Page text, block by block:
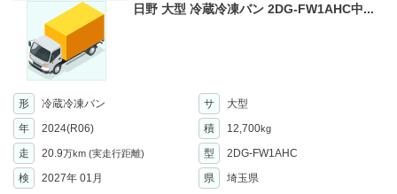
日野 大型 冷蔵冷凍バン 2DG-FW1AHC中...
形 冷蔵冷凍バン サ
大型
年
2024(R06) 積 12,700kg
走 20.9万km (実走行距離) 型
2DG-FW1AHC
検
2027年 01月 県 埼玉県